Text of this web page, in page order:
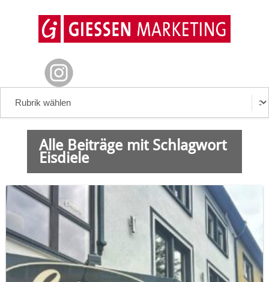
Alle Beiträge mit Schlagwort
Eisdiele